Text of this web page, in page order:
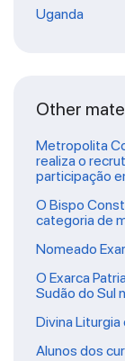
Uganda
Other
Metropolita
realiza o
participação
O Bispo
categoria de
Nomeado
O Exarca
Sudão do Sul
Divina
Alunos dos